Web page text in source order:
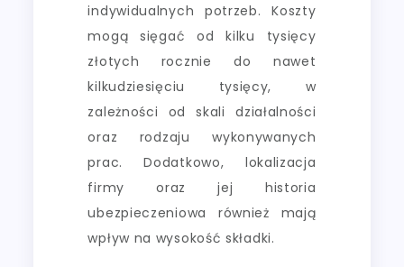
indywidualnych potrzeb. Koszty
mogą sięgać od kilku tysięcy
złotych rocznie do nawet
kilkudziesięciu tysięcy, w
zależności od skali działalności
oraz rodzaju wykonywanych
prac. Dodatkowo, lokalizacja
firmy oraz jej historia
ubezpieczeniowa również mają
wpływ na wysokość składki.